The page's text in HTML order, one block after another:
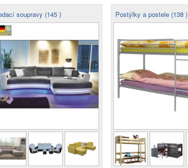
soupravy (145 ) Postýlky a postele (138 )